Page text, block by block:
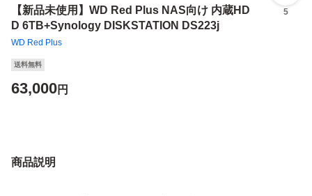
【新品未使用】WD Red Plus NAS向け 内蔵HD
D 6TB+Synology DISKSTATION DS223j
WD Red Plus
5
送料無料
63,000円
商品説明